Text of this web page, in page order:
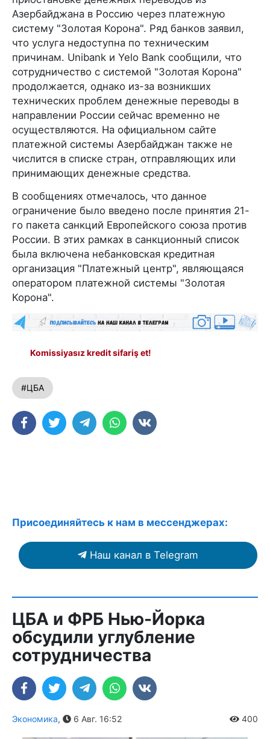
Азербайджана в Россию через платежную
систему "Золотая Корона". Ряд банков заявил,
что услуга недоступна по техническим
причинам. Unibank и Yelo Bank сообщили, что
сотрудничество с системой "Золотая Корона"
продолжается, однако из-за возникших
технических проблем денежные переводы в
направлении России сейчас временно не
осуществляются. На официальном сайте
платежной системы Азербайджан также не
числится в списке стран, отправляющих или
принимающих денежные средства.
В сообщениях отмечалось, что данное
ограничение было введено после принятия 21-
го пакета санкций Европейского союза против
России. В этих рамках в санкционный список
была включена небанковская кредитная
организация "Платежный центр", являющаяся
оператором платежной системы "Золотая
Корона".
Komissiyasız kredit sifariş et!
#ЦБА
Присоединяйтесь к нам в мессенджерах:
Наш канал в Telegram
ЦБА и ФРБ Нью-Йорка
обсудили углубление
сотрудничества
Экономика, 6 Авг. 16:52 400